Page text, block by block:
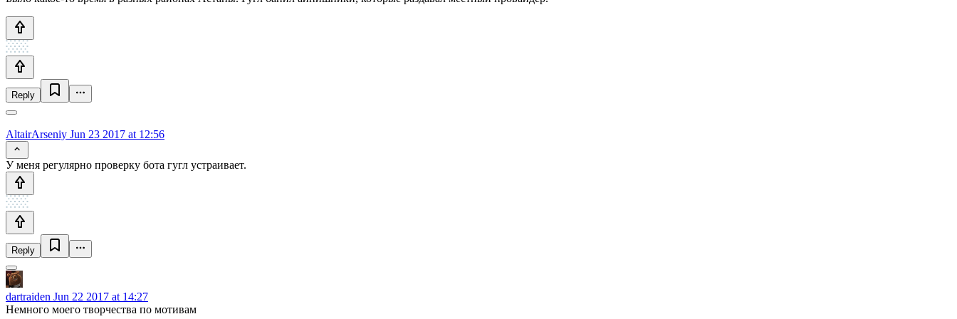
Reply
AltairArseniy Jun 23 2017 at 12:56
У меня регулярно проверку бота гугл устраивает.
Reply
dartraiden Jun 22 2017 at 14:27
Немного моего творчества по мотивам